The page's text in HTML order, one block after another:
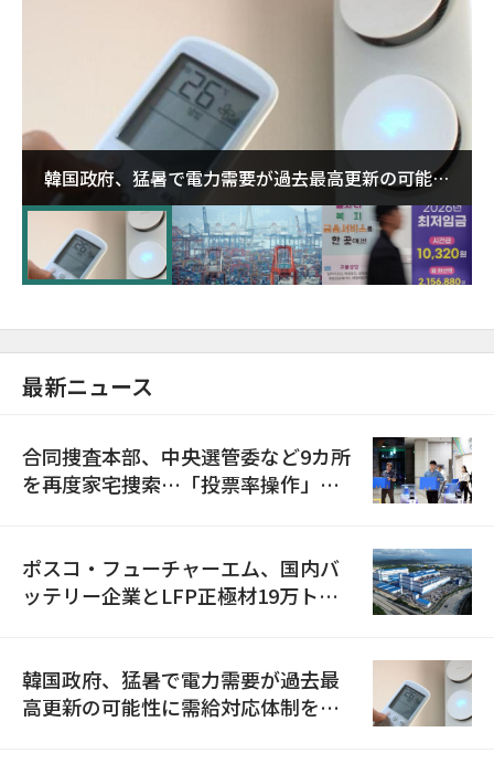
韓国政府、猛暑で電力需要が過去最高更新の可能性
に需給対応体制を点検
最新ニュース
合同捜査本部、中央選管委など9カ所
を再度家宅捜索…「投票率操作」の
ポスコ・フューチャーエム、国内バ
ッテリー企業とLFP正極材19万トン
韓国政府、猛暑で電力需要が過去最
高更新の可能性に需給対応体制を点